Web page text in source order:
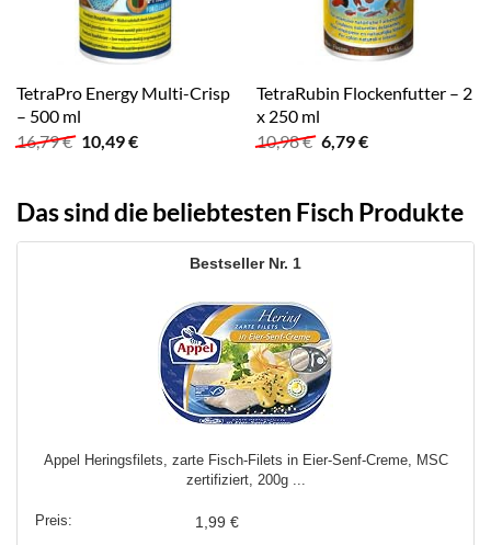
TetraPro Energy Multi-Crisp
– 500 ml
16,79€ Ursprünglicher
Preis
10,49€Aktueller
TetraRubin Flockenfutter – 2
x 250 ml
10,98€ Ursprünglicher
Preis
6,79€Aktueller
Das sind die beliebtesten Fisch Produkte
1
Appel Heringsfilets, zarte Fisch-Filets in Eier-Senf-Creme, MSC
zertifiziert, 200g ...
1,99 €